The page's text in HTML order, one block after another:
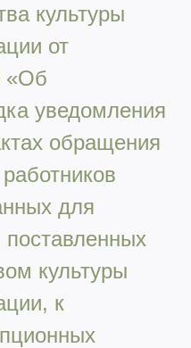
культуры
от
«Об
уведомления
обращения
для
культуры
к